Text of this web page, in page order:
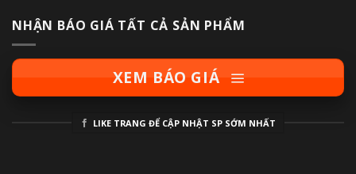
NHẬN BÁO GIÁ TẤT CẢ SẢN PHẨM
XEM BÁO GIÁ
LIKE TRANG ĐỂ CẬP NHẬT SP SỚM NHẤT